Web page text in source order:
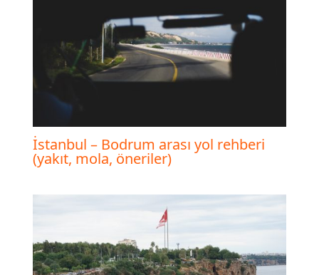
İstanbul – Bodrum arası yol rehberi
(yakıt, mola, öneriler)